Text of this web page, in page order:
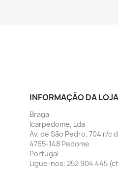
INFORMAÇÃO DA LOJA
Braga
Icarpedome, Lda
Av. de São Pedro, 704 r/c
4765-148 Pedome
Portugal
Ligue-nos: 252 904 445